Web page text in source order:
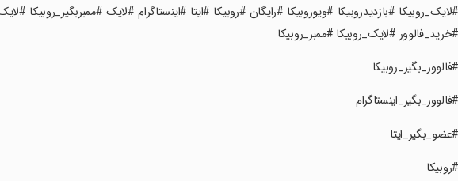
#لایک_روبیکا #بازدیدروبیکا #ویوروبیکا #رایگان #روبیکا #ایتا #اینستاگرام #لایک #ممبربگیر_روبیکا
#خرید_فالوور #لایک_روبیکا #ممبر_روبیکا
‏‏‏‏‏#فالوور_بگیر_روبیکا
‏‏‏‏‏#فالوور_بگیر_اینستاگرام
‏‏‏‏‏#عضو_بگیر_ایتا
‏‏‏‏‏#روبیکا